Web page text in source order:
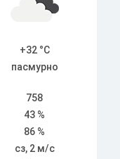
+32 °C
пасмурно
758
43 %
86 %
сз, 2 м/с